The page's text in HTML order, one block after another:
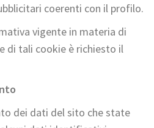
coerenti con il profilo.
vigente in materia di
di tali cookie è richiesto il
dei dati del sito che state